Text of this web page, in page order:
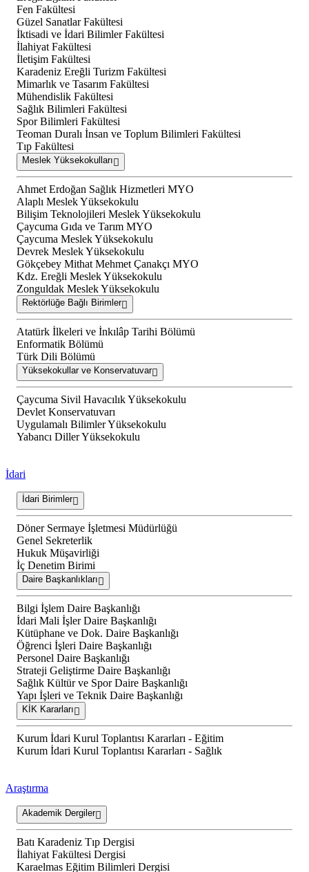
Fen Fakültesi
Güzel Sanatlar Fakültesi
İktisadi ve İdari Bilimler Fakültesi
İlahiyat Fakültesi
İletişim Fakültesi
Karadeniz Ereğli Turizm Fakültesi
Mimarlık ve Tasarım Fakültesi
Mühendislik Fakültesi
Sağlık Bilimleri Fakültesi
Spor Bilimleri Fakültesi
Teoman Duralı İnsan ve Toplum Bilimleri Fakültesi
Tıp Fakültesi
Meslek Yüksekokulları
Ahmet Erdoğan Sağlık Hizmetleri MYO
Alaplı Meslek Yüksekokulu
Bilişim Teknolojileri Meslek Yüksekokulu
Çaycuma Gıda ve Tarım MYO
Çaycuma Meslek Yüksekokulu
Devrek Meslek Yüksekokulu
Gökçebey Mithat Mehmet Çanakçı MYO
Kdz. Ereğli Meslek Yüksekokulu
Zonguldak Meslek Yüksekokulu
Rektörlüğe Bağlı Birimler
Atatürk İlkeleri ve İnkılâp Tarihi Bölümü
Enformatik Bölümü
Türk Dili Bölümü
Yüksekokullar ve Konservatuvar
Çaycuma Sivil Havacılık Yüksekokulu
Devlet Konservatuvarı
Uygulamalı Bilimler Yüksekokulu
Yabancı Diller Yüksekokulu
İdari
İdari Birimler
Döner Sermaye İşletmesi Müdürlüğü
Genel Sekreterlik
Hukuk Müşavirliği
İç Denetim Birimi
Daire Başkanlıkları
Bilgi İşlem Daire Başkanlığı
İdari Mali İşler Daire Başkanlığı
Kütüphane ve Dok. Daire Başkanlığı
Öğrenci İşleri Daire Başkanlığı
Personel Daire Başkanlığı
Strateji Geliştirme Daire Başkanlığı
Sağlık Kültür ve Spor Daire Başkanlığı
Yapı İşleri ve Teknik Daire Başkanlığı
KİK Kararları
Kurum İdari Kurul Toplantısı Kararları - Eğitim
Kurum İdari Kurul Toplantısı Kararları - Sağlık
Araştırma
Akademik Dergiler
Batı Karadeniz Tıp Dergisi
İlahiyat Fakültesi Dergisi
Karaelmas Eğitim Bilimleri Dergisi